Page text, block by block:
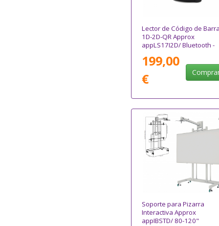
Lector de Código de
1D-2D-QR Approx
appLS17I2D/ Bluetooth -
199,00
€
Soporte para Pizarra
Interactiva Approx
appIBSTD/ 80-120"